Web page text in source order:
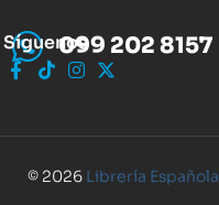
099 202 8157
Síguenos
© 2026 Librería Española